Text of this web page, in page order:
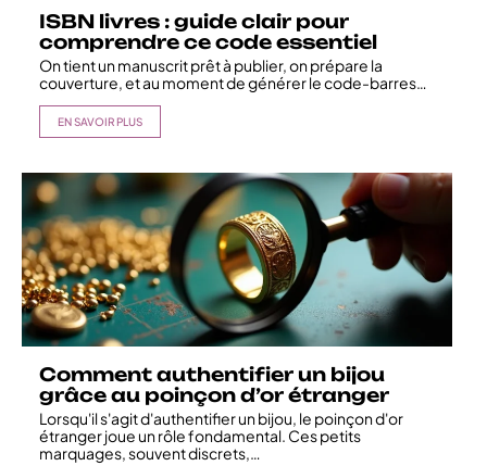
ISBN livres : guide clair pour
comprendre ce code essentiel
On tient un manuscrit prêt à publier, on prépare la
couverture, et au moment de générer le code-barres…
EN SAVOIR PLUS
Comment authentifier un bijou
grâce au poinçon d’or étranger
Lorsqu'il s'agit d'authentifier un bijou, le poinçon d'or
étranger joue un rôle fondamental. Ces petits
marquages, souvent discrets,…